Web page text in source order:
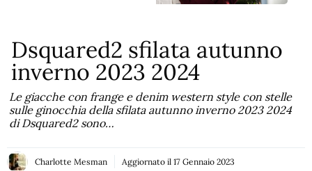
Dsquared2 sfilata autunno
inverno 2023 2024
Le giacche con frange e denim western style con stelle
sulle ginocchia della sfilata autunno inverno 2023 2024
di Dsquared2 sono…
Charlotte Mesman Aggiornato il 17 Gennaio 2023